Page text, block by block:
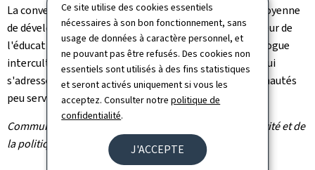
Ce site utilise des cookies essentiels
nécessaires à son bon fonctionnement, sans
usage de données à caractère personnel, et
ne pouvant pas être refusés. Des cookies non
essentiels sont utilisés à des fins statistiques
et seront activés uniquement si vous les
acceptez. Consulter notrepolitique de
confidentialité.
J'ACCEPTE
La convention 2026-2030 permettra ainsi à la radio citoyenne
de développer ses missions sur la voie entamée en faveur de
l'éducation aux médias, de l'inclusion sociale et du dialogue
interculturel via l'élaboration d'une programmation qui
s'adresse au grand public tout en incluant des communautés
peu servies par les autres médias.
Communiqué par le Service des médias, de la connectivité et de
la politique numérique